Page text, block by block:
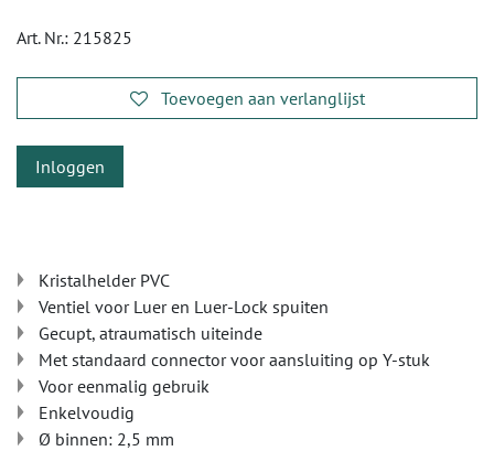
Art. Nr.: 215825
Toevoegen aan verlanglijst
Inloggen
Kristalhelder PVC
Ventiel voor Luer en Luer-Lock spuiten
Gecupt, atraumatisch uiteinde
Met standaard connector voor aansluiting op Y-stuk
Voor eenmalig gebruik
Enkelvoudig
Ø binnen: 2,5 mm